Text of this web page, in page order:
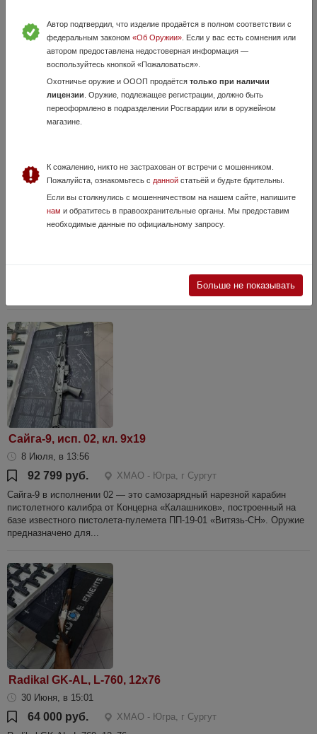
Varmint Plinker) — это высокоточная версия популярной
полуавтоматической малокалиберной винтовки Remington 597,
выпускаемой оружейной компан...
Retay 2022 Hunter, кл. 22LR
27 Июля, в 13:35
Модель оснащена продольно-скользящим (болтовым) затвором и
Сайга-9, исп. 02, кл. 9х19
8 Июля, в 13:56
92 799 руб.
ХМАО - Югра, г Сургут
Сайга-9 в исполнении 02 — это самозарядный нарезной карабин
пистолетного калибра от Концерна «Калашников», построенный на
базе известного пистолета-пулемета ПП-19-01 «Витязь-СН». Оружие
предназначено для...
Radikal GK-AL, L-760, 12x76
30 Июня, в 15:01
64 000 руб.
ХМАО - Югра, г Сургут
Автор подтвердил, что изделие продаётся в полном соответствии с
федеральным законом «Об Оружии». Если у вас есть сомнения или
автором предоставлена недостоверная информация —
воспользуйтесь кнопкой «Пожаловаться».
Охотничье оружие и ОООП продаётся только при наличии
лицензии . Оружие, подлежащее регистрации, должно быть
переоформлено в подразделении Росгвардии или в оружейном
магазине.
К сожалению, никто не застрахован от встречи с мошенником.
Пожалуйста, ознакомьтесь с даннойстатьёй и будьте бдительны.
Если вы столкнулись с мошенничеством на нашем сайте, напишите
нам и обратитесь в правоохранительные органы. Мы предоставим
необходимые данные по официальному запросу.
Больше не показывать